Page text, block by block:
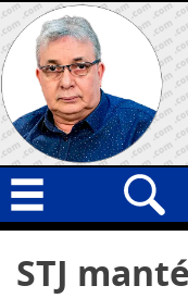
Skip
to
content
Geral
por:
STJ